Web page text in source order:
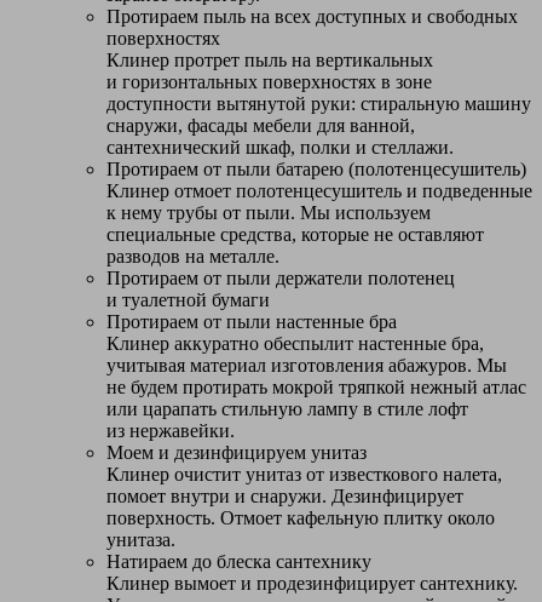
Протираем пыль на всех доступных и свободных
поверхностях
Клинер протрет пыль на вертикальных
и горизонтальных поверхностях в зоне
доступности вытянутой руки: стиральную машину
снаружи, фасады мебели для ванной,
сантехнический шкаф, полки и стеллажи.
Протираем от пыли батарею (полотенцесушитель)
Клинер отмоет полотенцесушитель и подведенные
к нему трубы от пыли. Мы используем
специальные средства, которые не оставляют
разводов на металле.
Протираем от пыли держатели полотенец
и туалетной бумаги
Протираем от пыли настенные бра
Клинер аккуратно обеспылит настенные бра,
учитывая материал изготовления абажуров. Мы
не будем протирать мокрой тряпкой нежный атлас
или царапать стильную лампу в стиле лофт
из нержавейки.
Моем и дезинфицируем унитаз
Клинер очистит унитаз от известкового налета,
помоет внутри и снаружи. Дезинфицирует
поверхность. Отмоет кафельную плитку около
унитаза.
Натираем до блеска сантехнику
Клинер вымоет и продезинфицирует сантехнику.